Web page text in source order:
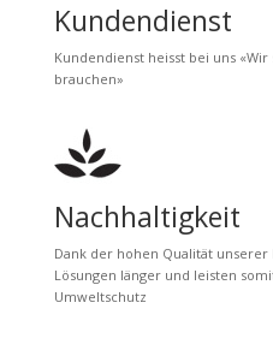
Kundendienst
Kundendienst heisst bei uns
brauchen»
Nachhaltigkeit
Dank der hohen Qualität
Lösungen länger und leisten
Umweltschutz